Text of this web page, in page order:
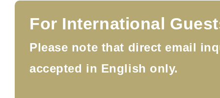
For International
Please note that direct email
accepted in English only.